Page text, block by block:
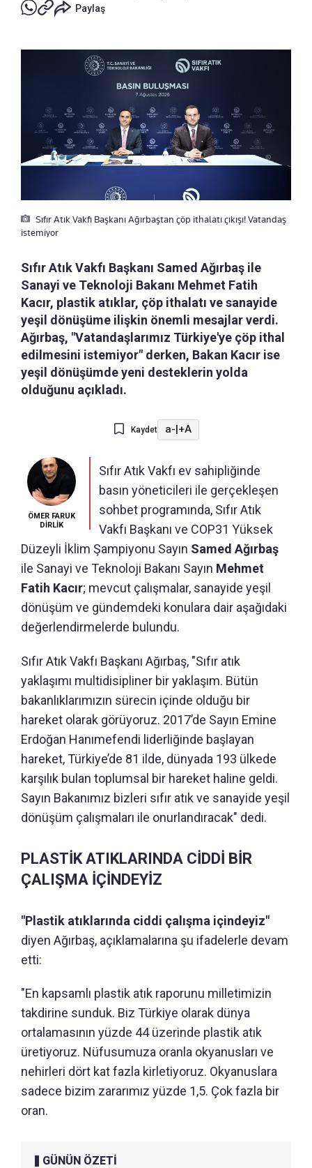
Paylaş
Sıfır Atık Vakfı Başkanı Ağırbaştan çöp ithalatı çıkışı! Vatandaş
istemiyor
Sıfır Atık Vakfı Başkanı Samed Ağırbaş ile
Sanayi ve Teknoloji Bakanı Mehmet Fatih
Kacır, plastik atıklar, çöp ithalatı ve sanayide
yeşil dönüşüme ilişkin önemli mesajlar verdi.
Ağırbaş, "Vatandaşlarımız Türkiye'ye çöp ithal
edilmesini istemiyor" derken, Bakan Kacır ise
yeşil dönüşümde yeni desteklerin yolda
olduğunu açıkladı.
Kaydet a-|+A
ÖMER FARUK
DİRLİK
Sıfır Atık Vakfı ev sahipliğinde
basın yöneticileri ile gerçekleşen
sohbet programında, Sıfır Atık
Vakfı Başkanı ve COP31 Yüksek
Düzeyli İklim Şampiyonu Sayın Samed Ağırbaş
ile Sanayi ve Teknoloji Bakanı Sayın Mehmet
Fatih Kacır; mevcut çalışmalar, sanayide yeşil
dönüşüm ve gündemdeki konulara dair aşağıdaki
değerlendirmelerde bulundu.
Sıfır Atık Vakfı Başkanı Ağırbaş, "Sıfır atık
yaklaşımı multidisipliner bir yaklaşım. Bütün
bakanlıklarımızın sürecin içinde olduğu bir
hareket olarak görüyoruz. 2017’de Sayın Emine
Erdoğan Hanımefendi liderliğinde başlayan
hareket, Türkiye’de 81 ilde, dünyada 193 ülkede
karşılık bulan toplumsal bir hareket haline geldi.
Sayın Bakanımız bizleri sıfır atık ve sanayide yeşil
dönüşüm çalışmaları ile onurlandıracak" dedi.
PLASTİK ATIKLARINDA CİDDİ BİR
ÇALIŞMA İÇİNDEYİZ
"Plastik atıklarında ciddi çalışma içindeyiz"
diyen Ağırbaş, açıklamalarına şu ifadelerle devam
etti:
"En kapsamlı plastik atık raporunu milletimizin
takdirine sunduk. Biz Türkiye olarak dünya
ortalamasının yüzde 44 üzerinde plastik atık
üretiyoruz. Nüfusumuza oranla okyanusları ve
nehirleri dört kat fazla kirletiyoruz. Okyanuslara
sadece bizim zararımız yüzde 1,5. Çok fazla bir
oran.
GÜNÜN ÖZETİ